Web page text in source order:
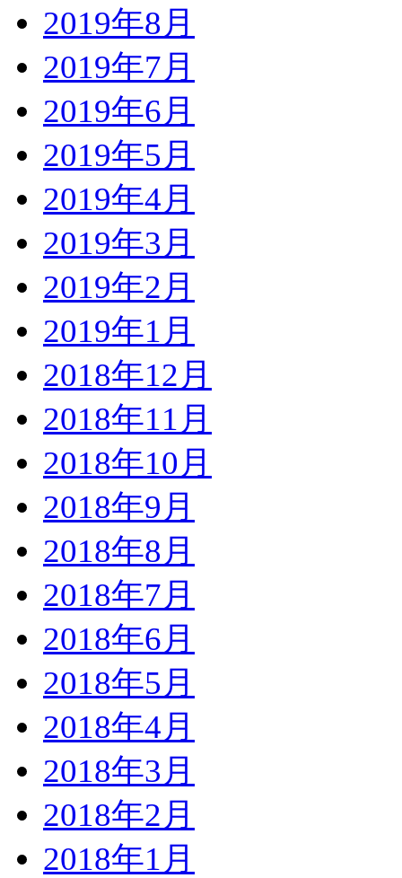
2019年8月
2019年7月
2019年6月
2019年5月
2019年4月
2019年3月
2019年2月
2019年1月
2018年12月
2018年11月
2018年10月
2018年9月
2018年8月
2018年7月
2018年6月
2018年5月
2018年4月
2018年3月
2018年2月
2018年1月